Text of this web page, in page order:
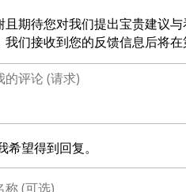
且期待您对我们提出宝贵建议
我们接收到您的反馈信息后将在
希望得到回复。